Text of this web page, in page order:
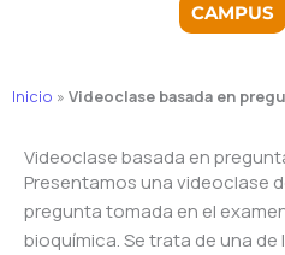
CAMPUS
Inicio » Videoclase basada en
Videoclase basada en
Presentamos una videoclase
pregunta tomada en el
bioquímica. Se trata de una